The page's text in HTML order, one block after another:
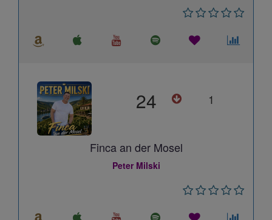
24 1
Finca an der Mosel
Peter Milski